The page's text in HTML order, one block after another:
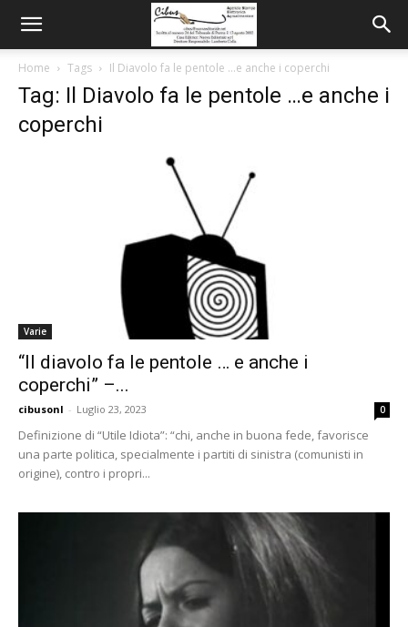
Home Tags Il Diavolo fa le pentole …e anche i coperchi
Tag: Il Diavolo fa le pentole …e anche i
coperchi
Varie
“Il diavolo fa le pentole … e anche i
coperchi” –...
cibusonl - Luglio 23, 2023 0
Definizione di “Utile Idiota”: “chi, anche in buona fede, favorisce
una parte politica, specialmente i partiti di sinistra (comunisti in
origine), contro i propri...